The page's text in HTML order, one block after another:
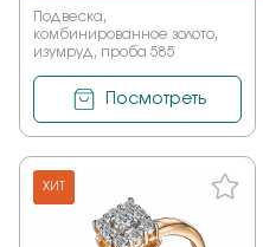
Подвеска,
комбинированное золото,
изумруд, проба 585
Посмотреть
ХИТ